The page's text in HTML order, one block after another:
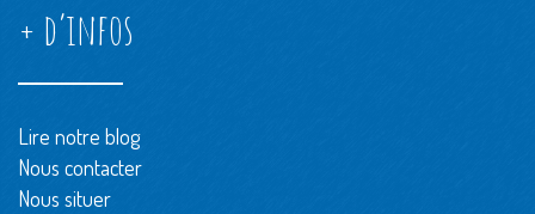
+ d’infos
Lire notre blog
Nous contacter
Nous situer